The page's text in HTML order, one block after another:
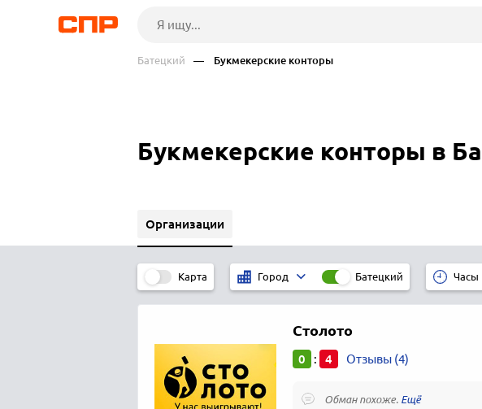
Батецкий — Букмекерские конторы
Букмекерские конторы в
Организации
Карта Город Батецкий Часы
Столото
0 : 4 Отзывы (4)
Обман похоже.